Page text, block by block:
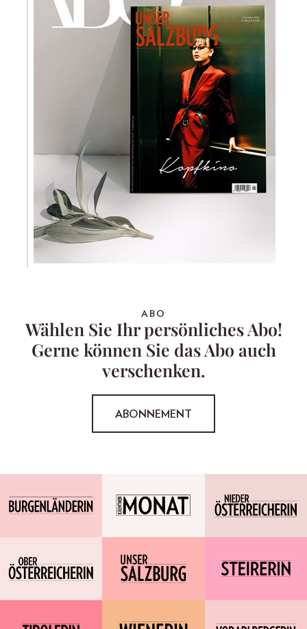
ABO
Wählen Sie Ihr persönliches Abo!
Gerne können Sie das Abo auch
verschenken.
ABONNEMENT